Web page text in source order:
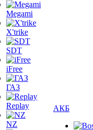
Megami
X'trike
SDT
iFree
ГАЗ
Replay
NZ
АКБ